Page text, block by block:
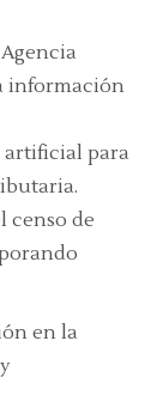
información
artificial para
censo de
en la